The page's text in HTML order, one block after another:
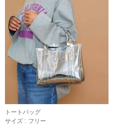
トートバッグ
サイズ : フリー